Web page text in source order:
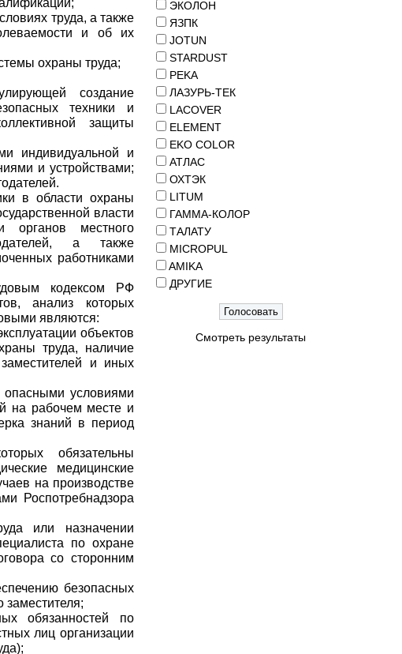
труда, а также
и об их
охраны труда;
создание
техники и
защиты
индивидуальной и
и устройствами;
в области охраны
власти
органов местного
а также
работниками
кодексом РФ
анализ которых
являются:
объектов
труда, наличие
и иных
условиями
на рабочем месте и
знаний в период
обязательны
медицинские
на производстве
Роспотребнадзора
или назначении
по охране
со сторонним
безопасных
заместителя;
обязанностей по
лиц организации
ЭКОЛОН
ЯЗПК
JOTUN
STARDUST
PEKA
ЛАЗУРЬ-ТЕК
LACOVER
ELEMENT
EKO COLOR
АТЛАС
ОХТЭК
LITUM
ГАММА-КОЛОР
ТАЛАТУ
MICROPUL
AMIKA
ДРУГИЕ
Смотреть результаты